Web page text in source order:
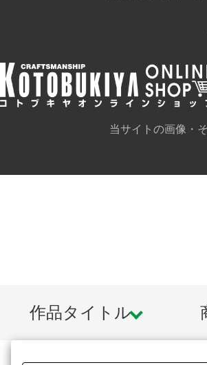
当サイトの画像・
作品タイトル